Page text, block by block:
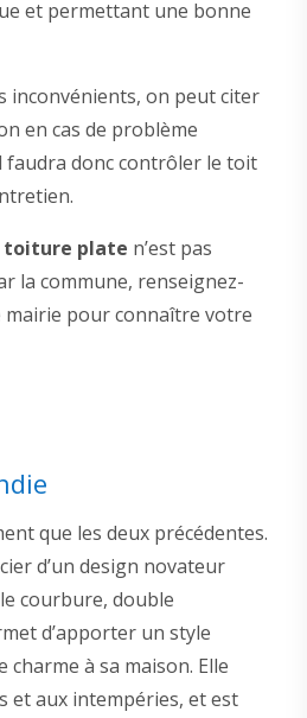
et permettant une bonne
inconvénients, on peut citer
en cas de problème
faudra donc contrôler le toit
toiture plate n’est pas
la commune, renseignez-
pour connaître votre
que les deux précédentes.
d’un design novateur
courbure, double
d’apporter un style
à sa maison. Elle
et aux intempéries, et est